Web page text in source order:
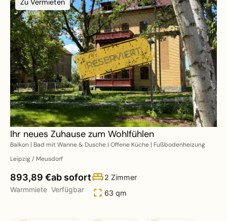
Zu Vermieten
Ihr neues Zuhause zum Wohlfühlen
Balkon | Bad mit Wanne & Dusche | Offene Küche | Fußbodenheizung
Leipzig / Meusdorf
893,89 €
Warmmiete
ab sofort
Verfügbar
2 Zimmer
63 qm